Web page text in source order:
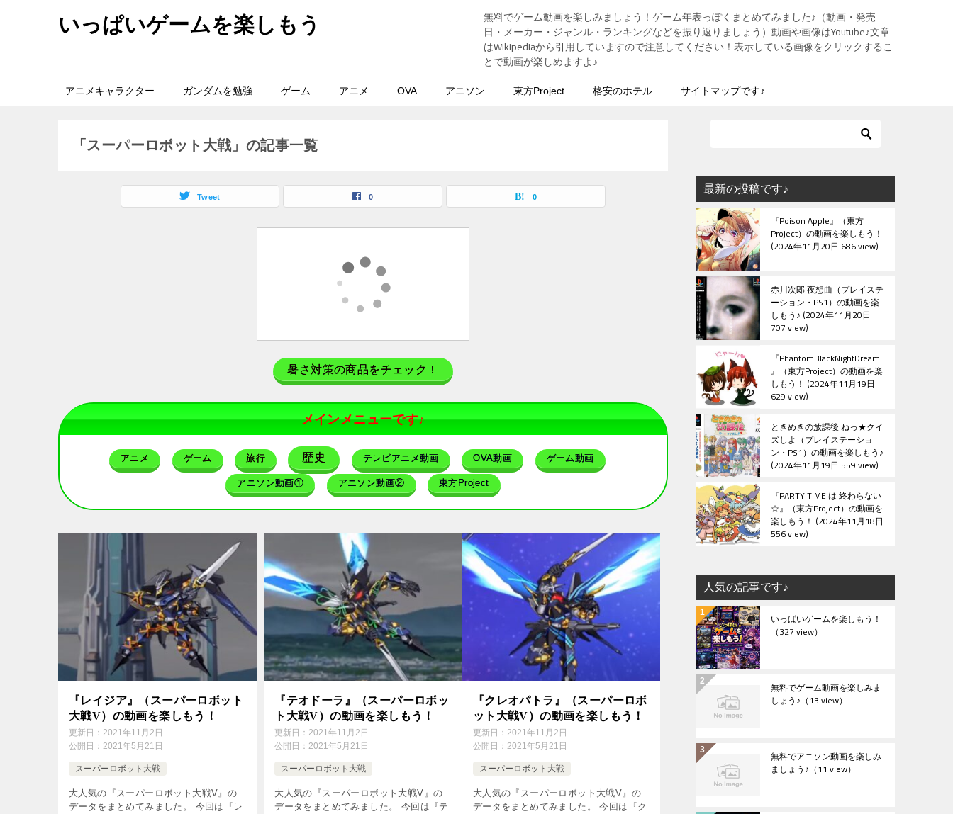
いっぱいゲームを楽しもう
無料でゲーム動画を楽しみましょう！ゲーム年表っぽくまとめてみました♪（動画・発売
日・メーカー・ジャンル・ランキングなどを振り返りましょう）動画や画像はYoutube♪文章
はWikipediaから引用していますので注意してください！表示している画像をクリックするこ
とで動画が楽しめますよ♪
アニメキャラクター ガンダムを勉強 ゲーム アニメ OVA アニソン 東方Project 格安のホテル サイトマップです♪
「スーパーロボット大戦」の記事一覧
Tweet 0 0
暑さ対策の商品をチェック！
メインメニューです♪
アニメ ゲーム 旅行 歴史 テレビアニメ動画 OVA動画 ゲーム動画
アニソン動画① アニソン動画② 東方Project
『レイジア』（スーパーロボット
大戦V）の動画を楽しもう！
更新日： 2021年11月2日
公開日： 2021年5月21日
スーパーロボット大戦
大人気の『スーパーロボット大戦V』の
データをまとめてみました。 今回は『レ
『テオドーラ』（スーパーロボッ
ト大戦V）の動画を楽しもう！
更新日：2021年11月2日
公開日：2021年5月21日
スーパーロボット大戦
大人気の『スーパーロボット大戦V』の
データをまとめてみました。 今回は『テ
『クレオパトラ』（スーパーロボ
ット大戦V）の動画を楽しもう！
更新日： 2021年11月2日
公開日： 2021年5月21日
スーパーロボット大戦
大人気の『スーパーロボット大戦V』の
データをまとめてみました。 今回は『ク
最新の投稿です♪
『Poison Apple』（東方
Project）の動画を楽しもう！
2024年11月20日 686 view
赤川次郎 夜想曲（プレイステ
ーション・PS1）の動画を楽
しもう♪ 2024年11月20日
707 view
『PhantomBlackNightDream.
』（東方Project）の動画を楽
しもう！ 2024年11月19日
629 view
ときめきの放課後 ねっ★クイ
ズしよ（プレイステーショ
ン・PS1）の動画を楽しもう♪
2024年11月19日 559 view
『PARTY TIME は 終わらない
☆』（東方Project）の動画を
楽しもう！ 2024年11月18日
556 view
人気の記事です♪
いっぱいゲームを楽しもう！
（327 view）
無料でゲーム動画を楽しみま
しょう♪ （13 view）
無料でアニソン動画を楽しみ
ましょう♪ （11 view）